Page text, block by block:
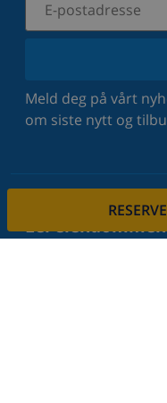
Meld deg på vårt
om siste nytt og
Lei